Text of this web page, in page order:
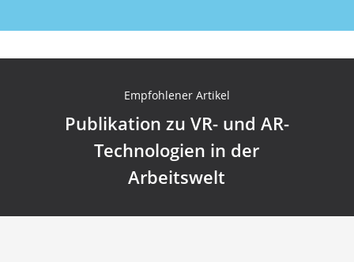
Empfohlener Artikel
Publikation zu VR- und AR-
Technologien in der
Arbeitswelt